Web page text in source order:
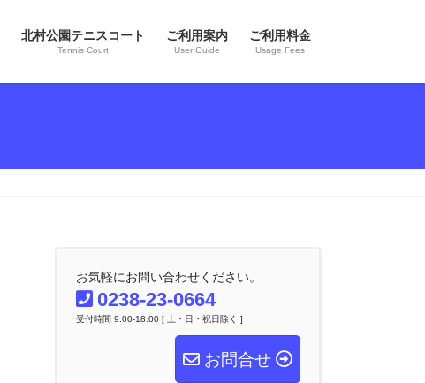
北村公園テニスコート
Tennis Court
ご利用案内
User Guide
ご利用料金
Usage Fees
お気軽にお問い合わせください。
0238-23-0664
受付時間 9:00-18:00 [ 土・日・祝日除く ]
お問合せ